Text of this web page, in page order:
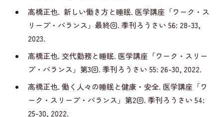
高橋正也. 新しい働き方と睡眠. 医学講座「ワーク・ス
リープ・バランス」最終回. 季刊ろうさい 56: 28-33,
2023.
高橋正也. 交代勤務と睡眠. 医学講座「ワーク・スリー
プ・バランス」第3回. 季刊ろうさい 55: 26-30, 2022.
高橋正也. 働く人々の睡眠と健康・安全. 医学講座「ワ
ーク・スリープ・バランス」第2回. 季刊ろうさい 54:
25-30, 2022.